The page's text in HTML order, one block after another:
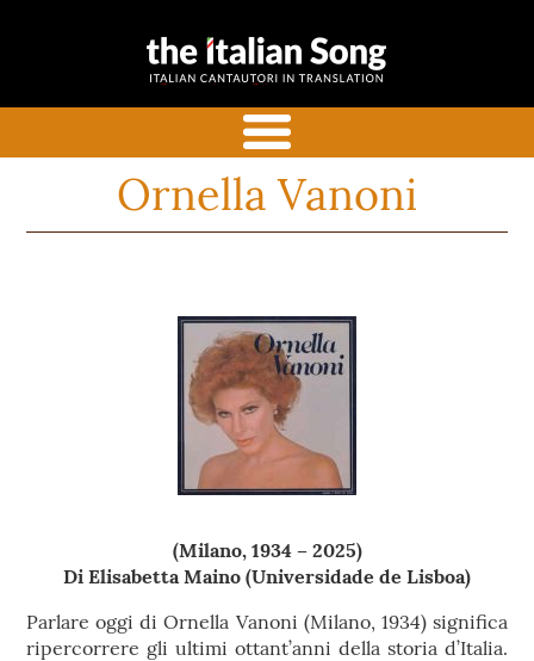
the italian
commentate in inglese
Ornella Vanoni
(Milano, 1934 – 2025)
Di Elisabetta Maino (Universidade de Lisboa)
Parlare oggi di Ornella Vanoni (Milano, 1934) significa
ripercorrere gli ultimi ottant’anni della storia d’Italia.